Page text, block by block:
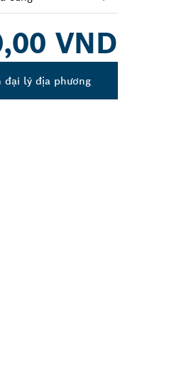
VND
đại lý địa phương